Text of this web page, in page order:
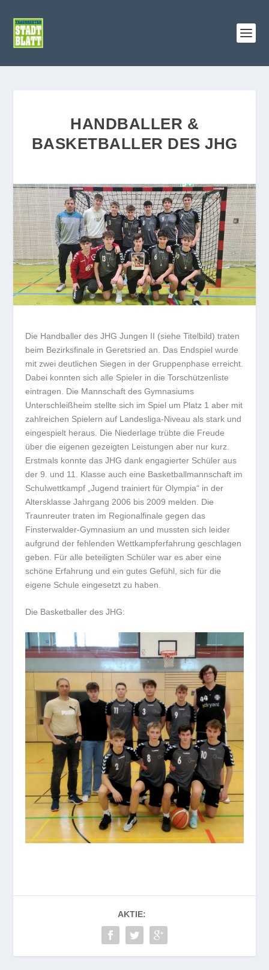
HANDBALLER &
BASKETBALLER DES JHG
Die Handballer des JHG Jungen II (siehe Titelbild) traten
beim Bezirksfinale in Geretsried an. Das Endspiel wurde
mit zwei deutlichen Siegen in der Gruppenphase erreicht.
Dabei konnten sich alle Spieler in die Torschützenliste
eintragen. Die Mannschaft des Gymnasiums
Unterschleißheim stellte sich im Spiel um Platz 1 aber mit
zahlreichen Spielern auf Landesliga-Niveau als stark und
eingespielt heraus. Die Niederlage trübte die Freude
über die eigenen gezeigten Leistungen aber nur kurz.
Erstmals konnte das JHG dank engagierter Schüler aus
der 9. und 11. Klasse auch eine Basketballmannschaft im
Schulwettkampf „Jugend trainiert für Olympia“ in der
Altersklasse Jahrgang 2006 bis 2009 melden. Die
Traunreuter traten im Regionalfinale gegen das
Finsterwalder-Gymnasium an und mussten sich leider
aufgrund der fehlenden Wettkampferfahrung geschlagen
geben. Für alle beteiligten Schüler war es aber eine
schöne Erfahrung und ein gutes Gefühl, sich für die
eigene Schule eingesetzt zu haben.
Die Basketballer des JHG:
AKTIE: